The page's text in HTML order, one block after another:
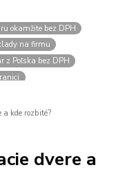
okamžite bez DPH
na firmu
z Poľska bez DPH
dph
doplnky
batérie
kde rozbité?
dvere a